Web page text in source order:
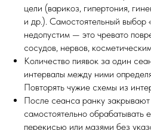
цели (варикоз, гипертония,
и др.). Самостоятельный выбор
недопустим — это чревато
сосудов, нервов,
Количество пиявок за один
интервалы между ними
Повторять чужие схемы из
После сеанса ранку закрывают
самостоятельно обрабатывать
перекисью или мазями без